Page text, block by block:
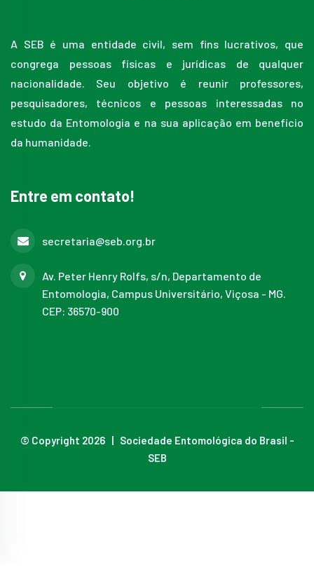
A SEB é uma entidade civil, sem fins lucrativos, que
congrega pessoas físicas e jurídicas de qualquer
nacionalidade. Seu objetivo é reunir professores,
pesquisadores, técnicos e pessoas interessadas no
estudo da Entomologia e na sua aplicação em benefício
da humanidade.
Entre em contato!
secretaria@seb.org.br
Av. Peter Henry Rolfs, s/n, Departamento de
Entomologia, Campus Universitário, Viçosa - MG.
CEP: 36570-900
© Copyright 2026 | Sociedade Entomológica do Brasil -
SEB